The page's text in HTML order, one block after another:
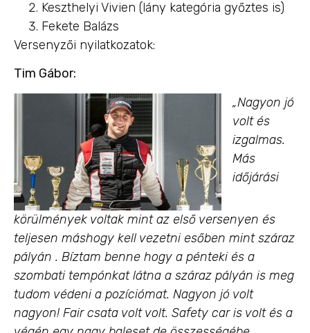
Keszthelyi Vivien (lány kategória győztes is)
Fekete Balázs
Versenyzői nyilatkozatok:
Tim Gábor:
„Nagyon jó
volt és
izgalmas.
Más
időjárási
körülmények voltak mint az első versenyen és
teljesen máshogy kell vezetni esőben mint száraz
pályán . Bíztam benne hogy a pénteki és a
szombati tempónkat látna a száraz pályán is meg
tudom védeni a pozíciómat. Nagyon jó volt
nagyon! Fair csata volt volt. Safety car is volt és a